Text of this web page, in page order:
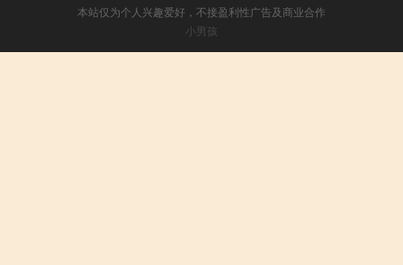
本站仅为个人兴趣爱好，不接盈利性广告及商业合作
小男孩